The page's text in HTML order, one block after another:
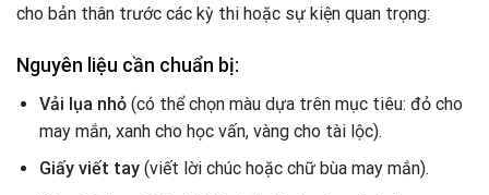
cho bản thân trước các kỳ thi hoặc sự kiện quan trọng:
Nguyên liệu cần chuẩn bị:
Vải lụa nhỏ(có thể chọn màu dựa trên mục tiêu: đỏ cho
may mắn, xanh cho học vấn, vàng cho tài lộc).
Giấy viết tay(viết lời chúc hoặc chữ bùa may mắn).